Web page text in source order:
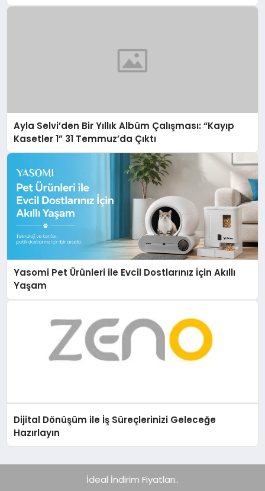
Ayla Selvi’den Bir Yıllık Albüm Çalışması: “Kayıp
Kasetler 1” 31 Temmuz’da Çıktı
Yasomi Pet Ürünleri ile Evcil Dostlarınız İçin Akıllı
Yaşam
Dijital Dönüşüm ile İş Süreçlerinizi Geleceğe
Hazırlayın
İdeal İndirim Fiyatları..